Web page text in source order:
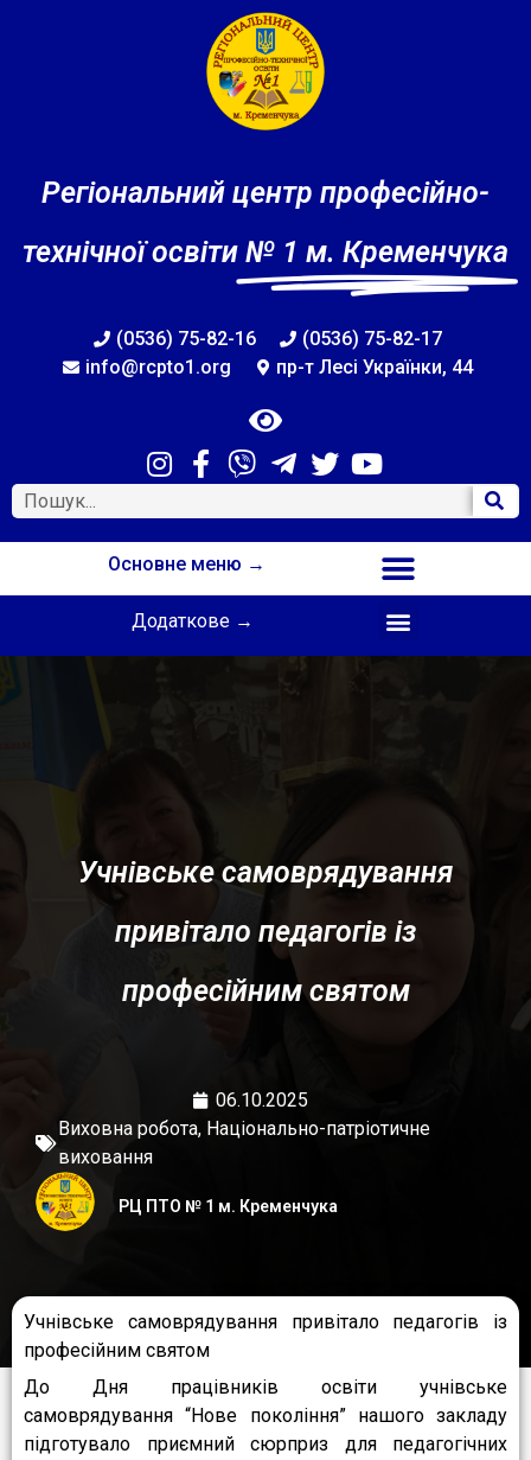
Регіональний центр професійно-
технічної освіти № 1 м. Кременчука
(0536) 75-82-16
(0536) 75-82-17
info@rcpto1.org
пр-т Лесі Українки, 44
Основне меню →
Додаткове →
Учнівське самоврядування
привітало педагогів із
професійним святом
06.10.2025
Виховна робота, Національно-патріотичне
виховання
РЦ ПТО № 1 м. Кременчука
Учнівське самоврядування привітало педагогів із
професійним святом
До Дня працівників освіти учнівське
самоврядування “Нове покоління” нашого закладу
підготувало приємний сюрприз для педагогічних